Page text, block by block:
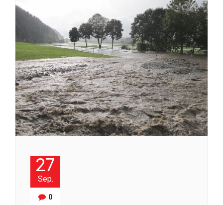
27
Sep.
0